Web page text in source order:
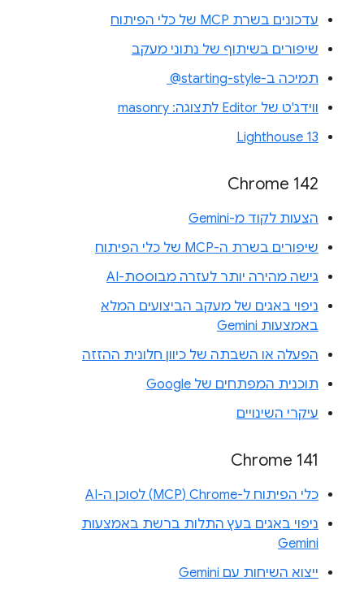
עדכונים בשרת MCP של כלי הפיתוח
שיפורים בשיתוף של נתוני מעקב
תמיכה ב-‎ @starting-style
ווידג'ט של Editor לתצוגה: masonry
Lighthouse 13
Chrome 142
הצעות לקוד מ-Gemini
שיפורים בשרת ה-MCP של כלי הפיתוח
גישה מהירה יותר לעזרה מבוססת-AI
ניפוי באגים של מעקב הביצועים המלא
באמצעות Gemini
הפעלה או השבתה של כיוון חלונית ההזזה
תוכנית המפתחים של Google
עיקרי השינויים
Chrome 141
כלי הפיתוח ל-Chrome‏ (MCP) לסוכן ה-AI
ניפוי באגים בעץ התלות ברשת באמצעות
Gemini
ייצוא השיחות עם Gemini